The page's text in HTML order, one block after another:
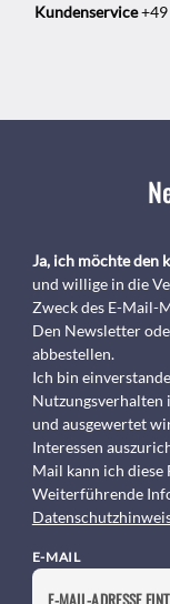
Kundenservice
Ja, ich möchte den
und willige in die
Zweck des E-Mail-
Den Newsletter
abbestellen.
Ich bin
und ausgewertet
Interessen
Mail kann ich diese
Weiterführende
E-MAIL